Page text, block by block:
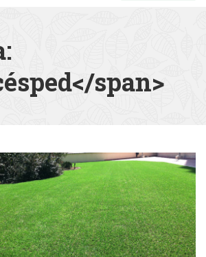
span>